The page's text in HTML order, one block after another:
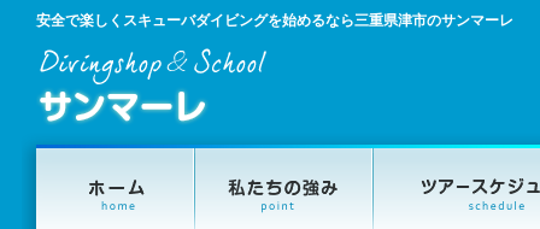
安全で楽しくスキューバダイビングを始めるなら三重県津市のサンマーレ